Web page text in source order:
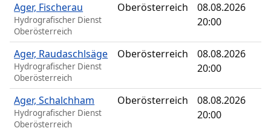
Ager, Fischerau
Hydrografischer Dienst
Oberösterreich
Oberösterreich
08.08.2026
20:00
Ager, Raudaschlsäge
Hydrografischer Dienst
Oberösterreich
Oberösterreich
08.08.2026
20:00
Ager, Schalchham
Hydrografischer Dienst
Oberösterreich
Oberösterreich
08.08.2026
20:00